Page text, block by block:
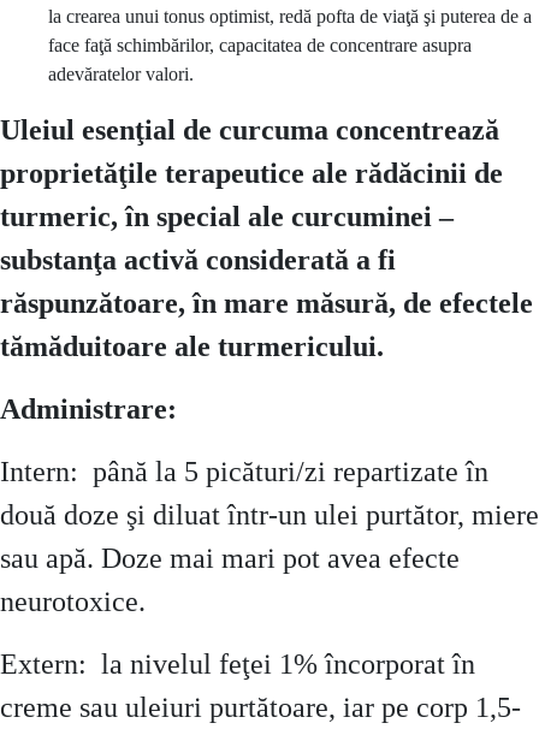
la crearea unui tonus optimist, redă pofta de viaţă şi puterea de a
face faţă schimbărilor, capacitatea de concentrare asupra
adevăratelor valori.
Uleiul esenţial de curcuma concentrează
proprietăţile terapeutice ale rădăcinii de
turmeric,în special ale curcuminei–
substanţa activă considerată a fi
răspunzătoare,în mare măsură, de efectele
tămăduitoare ale turmericului.
Administrare:
Intern: până la 5 picături/zi repartizate în
două doze şi diluat într-un ulei purtător, miere
sau apă. Doze mai mari pot avea efecte
neurotoxice.
Extern: la nivelul feţei 1% încorporat în
creme sau uleiuri purtătoare, iar pe corp 1,5-